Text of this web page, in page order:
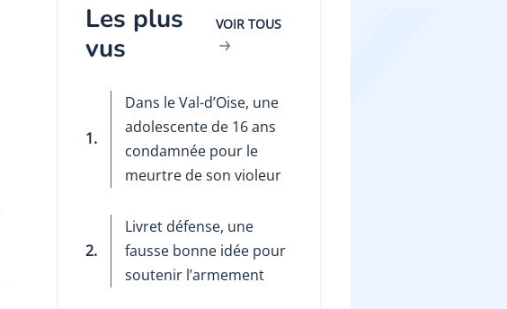
Les plus
vus
VOIR TOUS
1.
Dans le Val-d’Oise, une
adolescente de 16 ans
condamnée pour le
meurtre de son violeur
2.
Livret défense, une
fausse bonne idée pour
soutenir l’armement